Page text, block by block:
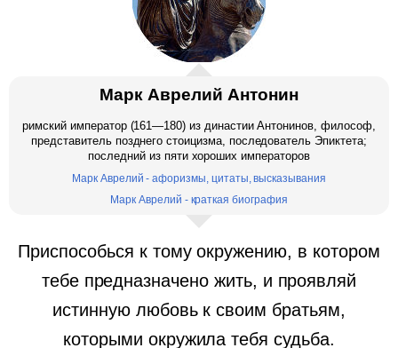
Марк Аврелий Антонин
римский император (161—180) из династии Антонинов, философ,
представитель позднего стоицизма, последователь Эпиктета;
последний из пяти хороших императоров
Марк Аврелий - афоризмы, цитаты, высказывания
Марк Аврелий - краткая биография
Приспособься к тому окружению, в котором
тебе предназначено жить, и проявляй
истинную любовь к своим братьям,
которыми окружила тебя судьба.